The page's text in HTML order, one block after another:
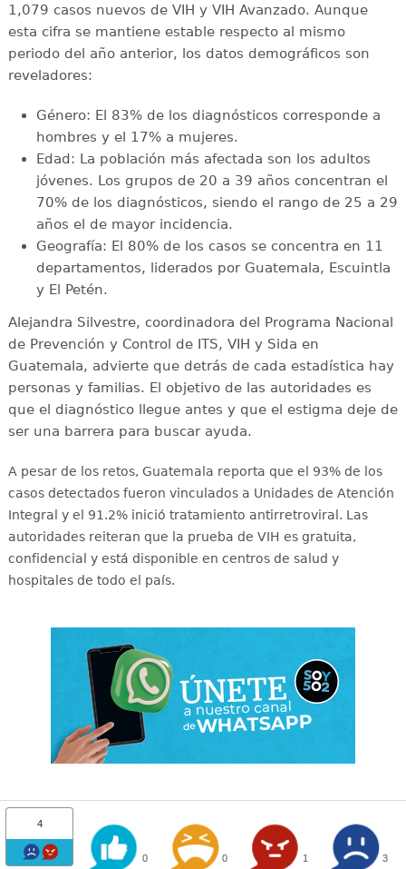
1,079 casos nuevos de VIH y VIH Avanzado. Aunque
esta cifra se mantiene estable respecto al mismo
periodo del año anterior, los datos demográficos son
reveladores:
Género: El 83% de los diagnósticos corresponde a
hombres y el 17% a mujeres.
Edad: La población más afectada son los adultos
jóvenes. Los grupos de 20 a 39 años concentran el
70% de los diagnósticos, siendo el rango de 25 a 29
años el de mayor incidencia.
Geografía: El 80% de los casos se concentra en 11
departamentos, liderados por Guatemala, Escuintla
y El Petén.
Alejandra Silvestre, coordinadora del Programa Nacional
de Prevención y Control de ITS, VIH y Sida en
Guatemala, advierte que detrás de cada estadística hay
personas y familias. El objetivo de las autoridades es
que el diagnóstico llegue antes y que el estigma deje de
ser una barrera para buscar ayuda.
A pesar de los retos, Guatemala reporta que el 93% de los
casos detectados fueron vinculados a Unidades de Atención
Integral y el 91.2% inició tratamiento antirretroviral . Las
autoridades reiteran que la prueba de VIH es gratuita,
confidencial y está disponible en centros de salud y
hospitales de todo el país.
4
0 0 1 3